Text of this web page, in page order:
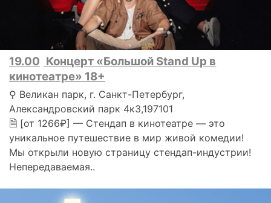
19.00 Концерт «Большой Stand Up в
кинотеатре» 18+
⚲ Великан парк, г. Санкт-Петербург,
Александровский парк 4к3,197101
🗎 [от 1266₽] — Стендап в кинотеатре — это
уникальное путешествие в мир живой комедии!
Мы открыли новую страницу стендап-индустрии!
Непередаваемая..